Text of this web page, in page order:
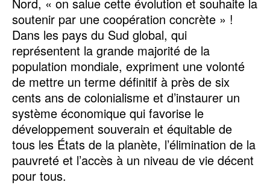
Nord, « on salue cette évolution et souhaite la
soutenir par une coopération concrète » !
Dans les pays du Sud global, qui
représentent la grande majorité de la
population mondiale, expriment une volonté
de mettre un terme définitif à près de six
cents ans de colonialisme et d’instaurer un
système économique qui favorise le
développement souverain et équitable de
tous les États de la planète, l’élimination de la
pauvreté et l’accès à un niveau de vie décent
pour tous.